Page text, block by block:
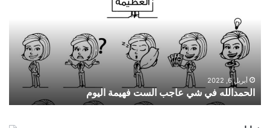
ي
أبريل 6, 2022
الحمدالله في شي عاجب الست فهيمة اليوم